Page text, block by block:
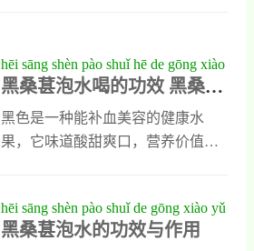
hēi sāng shèn pào shuǐ hē de gōng xiào
hēi sāng shèn pào shuǐ yǒu něi xiē hǎo
chù
黑桑葚泡水喝的功效 黑桑葚
泡水有哪些好处
黑色是一种能补血美容的健康水
果，它味道酸甜爽口，营养价值极
收，晒干以后长期保存，然后在需
要时拿出来泡水喝，那么黑桑葚泡
hēi sāng shèn pào shuǐ de gōng xiào yǔ
zuò yòng
黑桑葚泡水的功效与作用